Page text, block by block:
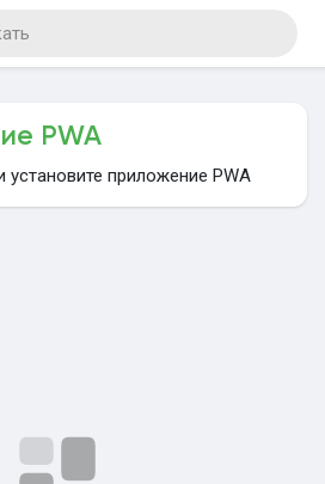
PWA
установите приложение PWA